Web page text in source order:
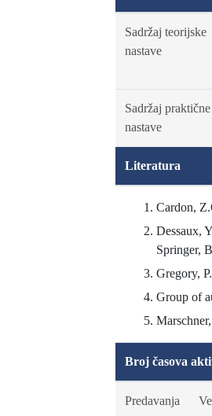
Sadržaj teorijske
nastave
Sadržaj praktične
nastave
Literatura
Cardon,
Dessaux,
Springer,
Gregory,
Group of
Broj časova
Predavanja